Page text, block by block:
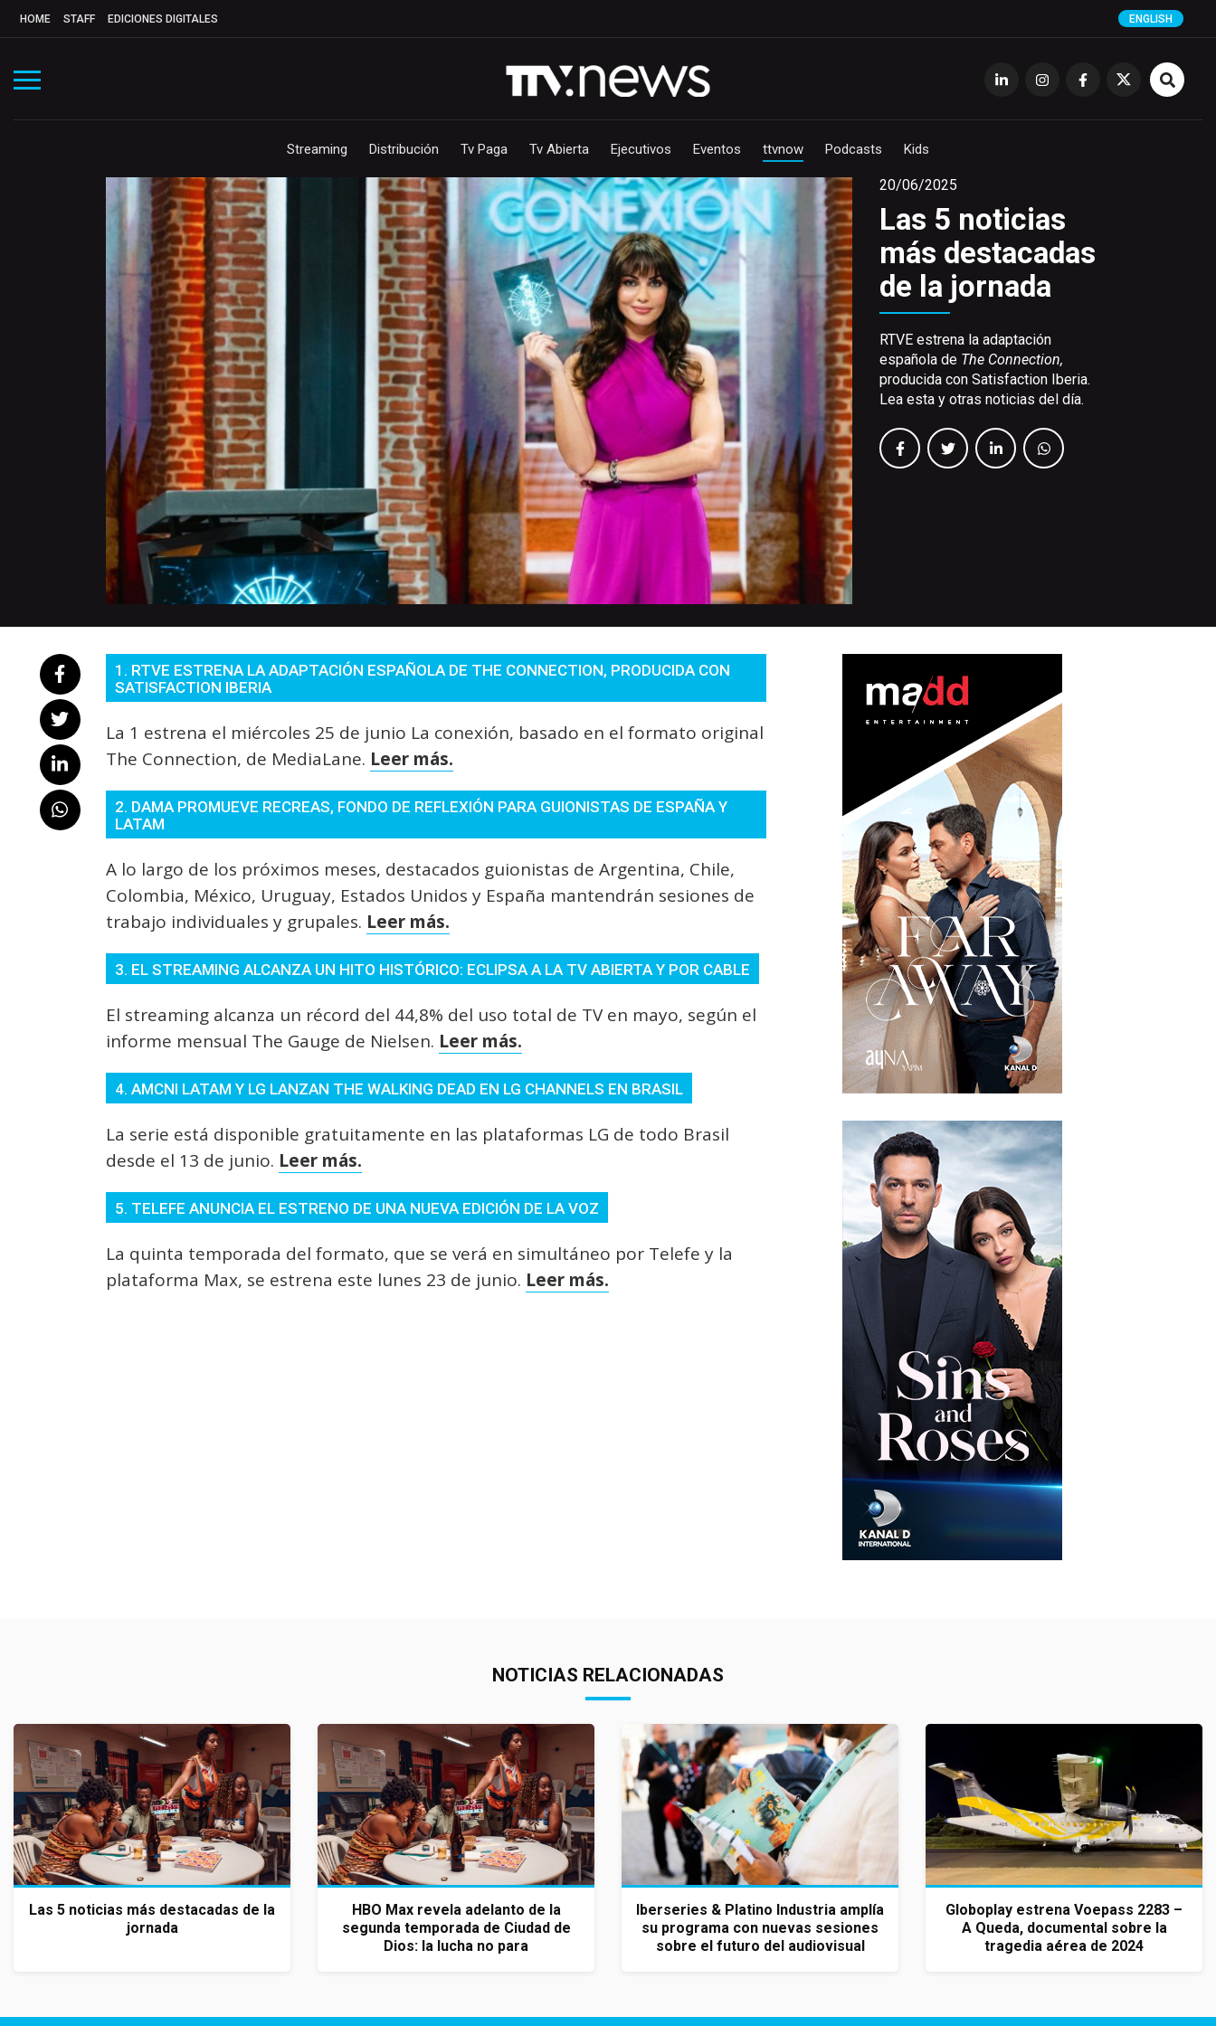
HOME STAFF EDICIONES DIGITALES ENGLISH
Streaming Distribución Tv Paga Tv Abierta Ejecutivos Eventos ttvnow Podcasts Kids
20/06/2025
Las 5 noticias
más destacadas
de la jornada
RTVE estrena la adaptación
española de The Connection,
producida con Satisfaction Iberia.
Lea esta y otras noticias del día.
1. RTVE ESTRENA LA ADAPTACIÓN ESPAÑOLA DE THE CONNECTION, PRODUCIDA CON
SATISFACTION IBERIA
La 1 estrena el miércoles 25 de junio La conexión, basado en el formato original
The Connection, de MediaLane. Leer más.
2. DAMA PROMUEVE RECREAS, FONDO DE REFLEXIÓN PARA GUIONISTAS DE ESPAÑA Y
LATAM
A lo largo de los próximos meses, destacados guionistas de Argentina, Chile,
Colombia, México, Uruguay, Estados Unidos y España mantendrán sesiones de
trabajo individuales y grupales. Leer más.
3. EL STREAMING ALCANZA UN HITO HISTÓRICO: ECLIPSA A LA TV ABIERTA Y POR CABLE
El streaming alcanza un récord del 44,8% del uso total de TV en mayo, según el
informe mensual The Gauge de Nielsen. Leer más.
4. AMCNI LATAM Y LG LANZAN THE WALKING DEAD EN LG CHANNELS EN BRASIL
La serie está disponible gratuitamente en las plataformas LG de todo Brasil
desde el 13 de junio. Leer más.
5. TELEFE ANUNCIA EL ESTRENO DE UNA NUEVA EDICIÓN DE LA VOZ
La quinta temporada del formato, que se verá en simultáneo por Telefe y la
plataforma Max, se estrena este lunes 23 de junio. Leer más.
NOTICIAS RELACIONADAS
Las 5 noticias más destacadas de la
jornada
HBO Max revela adelanto de la
segunda temporada de Ciudad de
Dios: la lucha no para
Iberseries & Platino Industria amplía
su programa con nuevas sesiones
sobre el futuro del audiovisual
Globoplay estrena Voepass 2283 –
A Queda, documental sobre la
tragedia aérea de 2024